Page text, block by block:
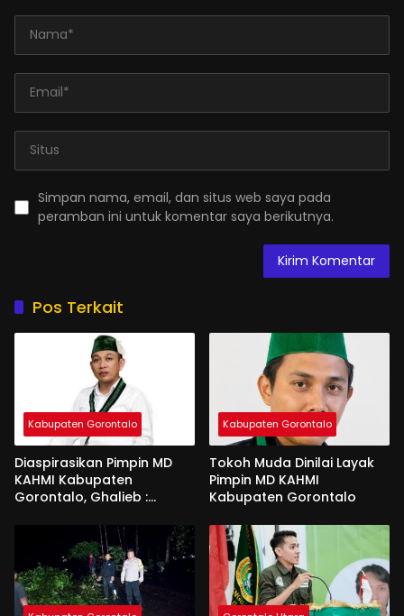
Simpan nama, email, dan situs web saya pada
peramban ini untuk komentar saya berikutnya.
Pos Terkait
Kabupaten Gorontalo
Diaspirasikan Pimpin MD
KAHMI Kabupaten
Gorontalo, Ghalieb :
Kabupaten Gorontalo
Tokoh Muda Dinilai Layak
Pimpin MD KAHMI
Kabupaten Gorontalo